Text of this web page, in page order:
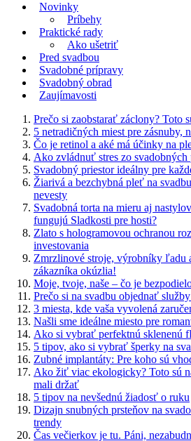
Novinky
Príbehy
Praktické rady
Ako ušetriť
Pred svadbou
Svadobné prípravy
Svadobný obrad
Zaujímavosti
Prečo si zaobstarať záclony? Toto
5 netradičných miest pre zásnuby,
Čo je retinol a aké má účinky na
Ako zvládnuť stres zo svadobných
Svadobný priestor ideálny pre
Žiarivá a bezchybná pleť na
nevesty
Svadobná torta na mieru aj
fungujú Sladkosti pre hosti?
Zlato s hologramovou ochranou
investovania
Zmrzlinové stroje, výrobníky ľadu
zákazníka okúzlia!
Moje, tvoje, naše – čo je
Prečo si na svadbu objednať
3 miesta, kde vaša vyvolená
Našli sme ideálne miesto pre
Ako si vybrať perfektnú sklenenú
5 tipov, ako si vybrať šperky na
Zubné implantáty: Pre koho sú
Ako žiť viac ekologicky? Toto sú
mali držať
5 tipov na nevšednú žiadosť o ruku
Dizajn snubných prsteňov na
trendy
Čas večierkov je tu. Páni,